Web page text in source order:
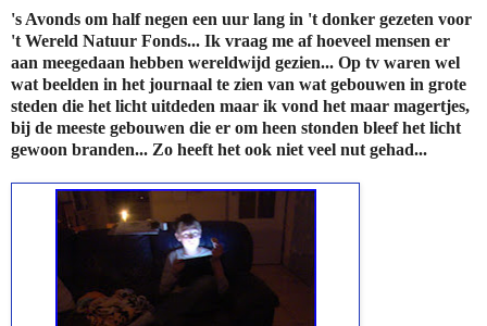
's Avonds om half negen een uur lang in 't donker gezeten voor
't Wereld Natuur Fonds... Ik vraag me af hoeveel mensen er
aan meegedaan hebben wereldwijd gezien... Op tv waren wel
wat beelden in het journaal te zien van wat gebouwen in grote
steden die het licht uitdeden maar ik vond het maar magertjes,
bij de meeste gebouwen die er om heen stonden bleef het licht
gewoon branden... Zo heeft het ook niet veel nut gehad...